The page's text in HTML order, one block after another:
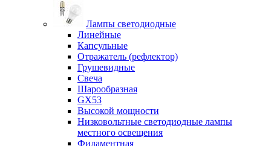
Лампы светодиодные
Линейные
Капсульные
Отражатель (рефлектор)
Грушевидные
Свеча
Шарообразная
GX53
Высокой мощности
Низковольтные светодиодные лампы
местного освещения
Филаментная